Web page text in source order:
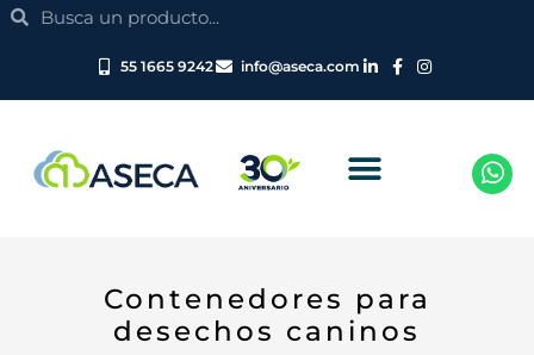
SearchSearch
55 1665 9242 info@aseca.com
Contenedores para
desechos caninos